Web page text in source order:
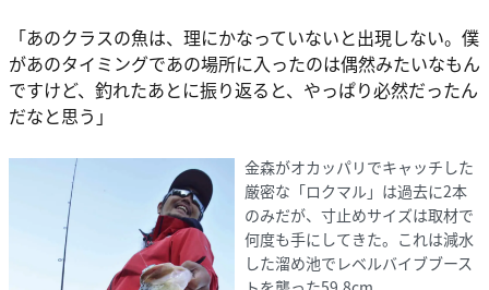
「あのクラスの魚は、理にかなっていないと出現しない。僕
があのタイミングであの場所に入ったのは偶然みたいなもん
ですけど、釣れたあとに振り返ると、やっぱり必然だったん
だなと思う」
金森がオカッパリでキャッチした
厳密な「ロクマル」は過去に2本
のみだが、寸止めサイズは取材で
何度も手にしてきた。これは減水
した溜め池でレベルバイブブース